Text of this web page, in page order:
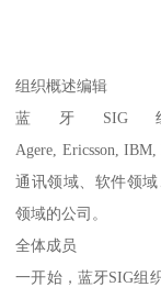
组织概述编辑
蓝牙
Agere, Ericsson,
通讯领域、软件领
领域的公司。
全体成员
一开始，蓝牙SIG组